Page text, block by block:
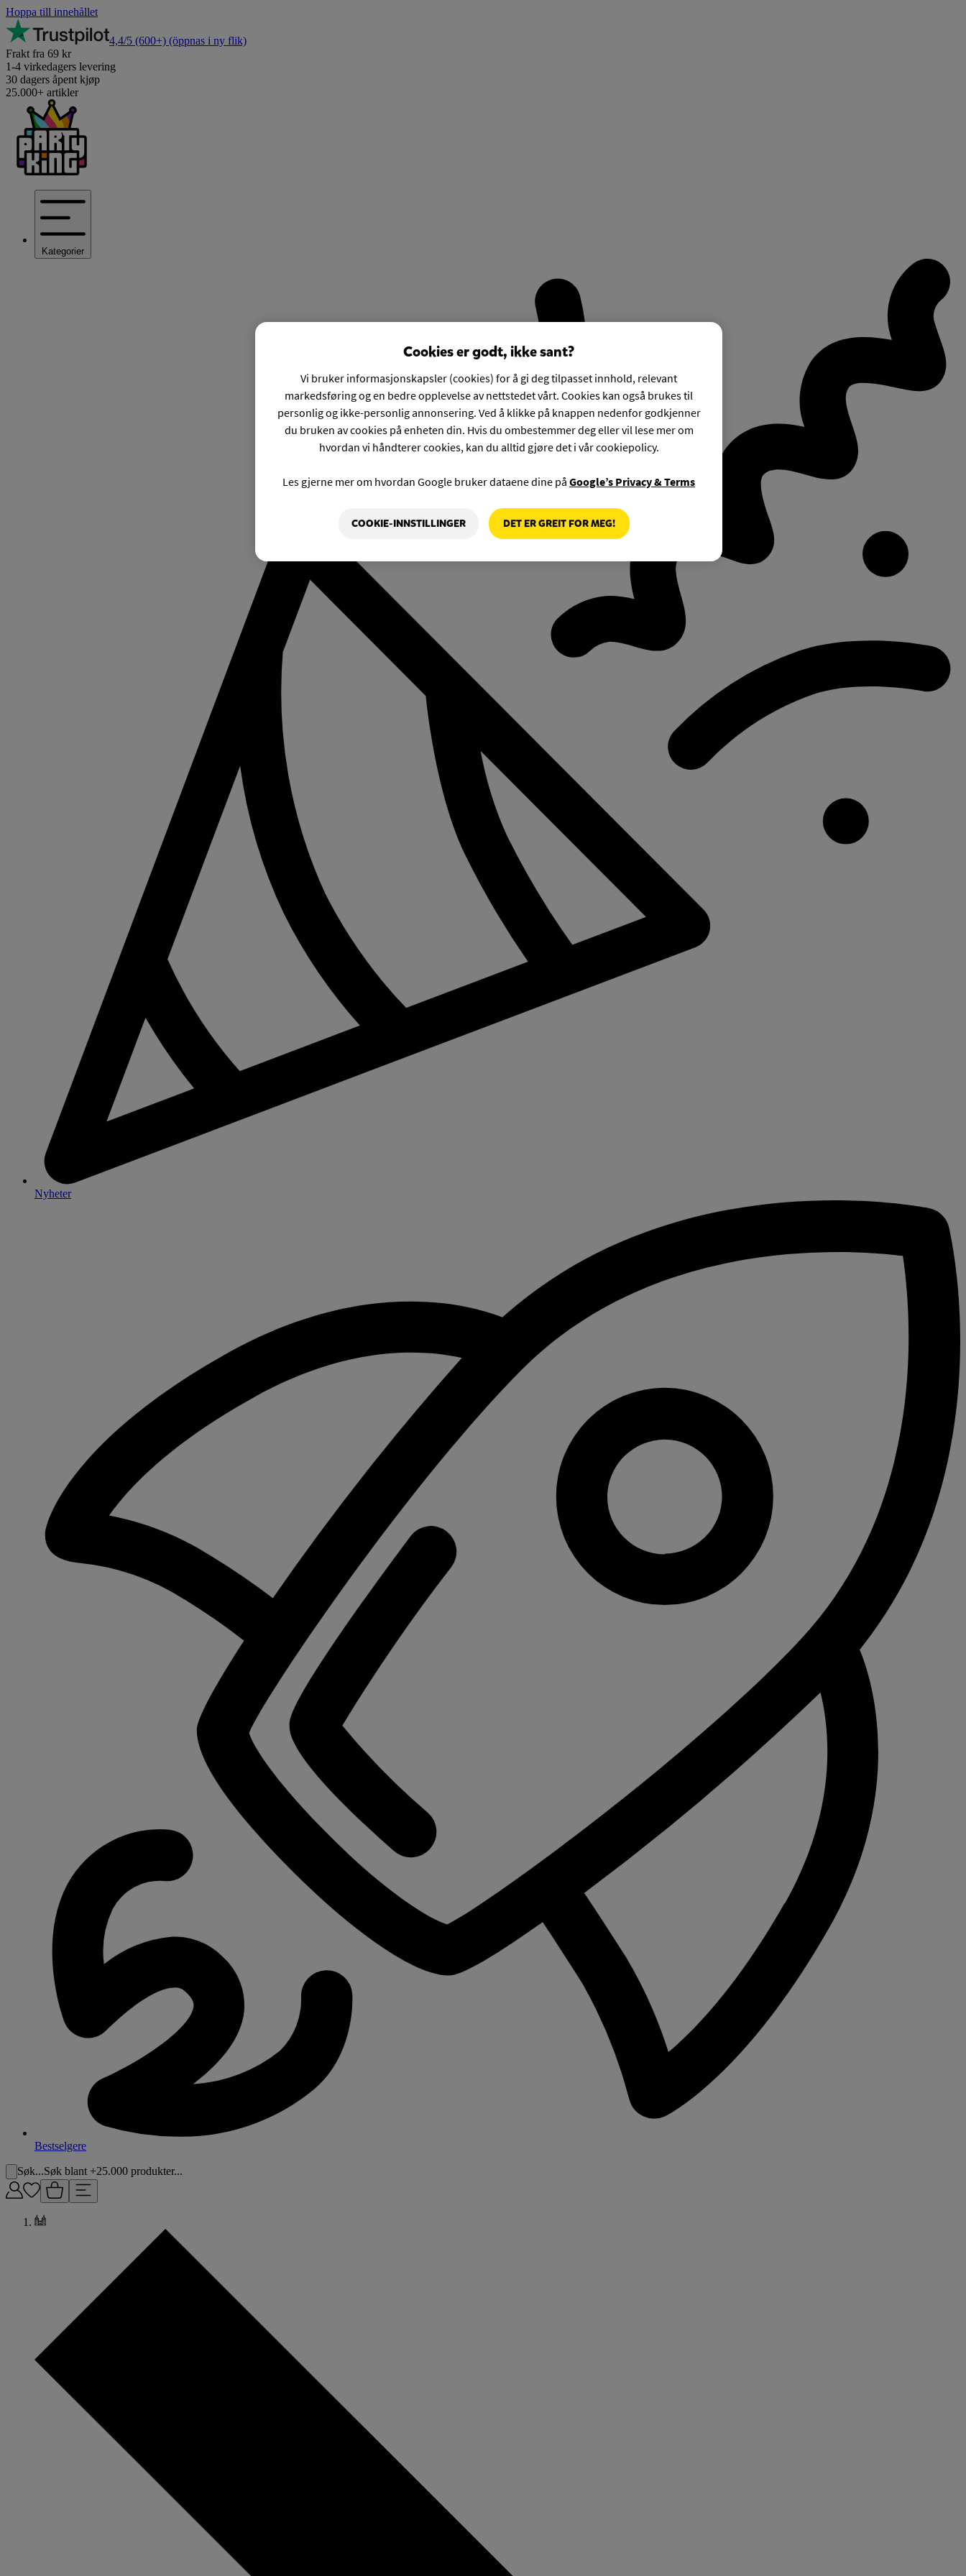
Hoppa till innehållet
4,4/5 (600+) (öppnas i ny flik)
Frakt fra 69 kr
1-4 virkedagers levering
30 dagers åpent kjøp
25.000+ artikler
Kategorier
Nyheter
Bestselgere
Søk...Søk blant +25.000 produkter...
Cookies er godt, ikke sant?
Vi bruker informasjonskapsler (cookies) for å gi deg tilpasset innhold, relevant
markedsføring og en bedre opplevelse av nettstedet vårt. Cookies kan også brukes til
personlig og ikke-personlig annonsering. Ved å klikke på knappen nedenfor godkjenner
du bruken av cookies på enheten din. Hvis du ombestemmer deg eller vil lese mer om
hvordan vi håndterer cookies, kan du alltid gjøre det i vår cookiepolicy.
Les gjerne mer om hvordan Google bruker dataene dine på Google’s Privacy & Terms
COOKIE-INNSTILLINGER DET ER GREIT FOR MEG!